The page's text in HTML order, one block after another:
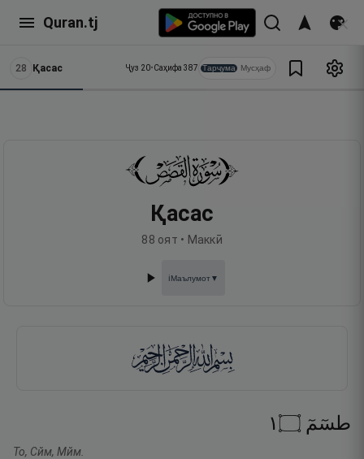
Quran.tj
28 Қасас Ҷуз 20•Саҳифа 387 Тарҷума Мусҳаф
Қасас
88 оят • Маккӣ
ℹ️Маълумот▼
طسٓمٓ ۝١
То, Сйм, Мйм.